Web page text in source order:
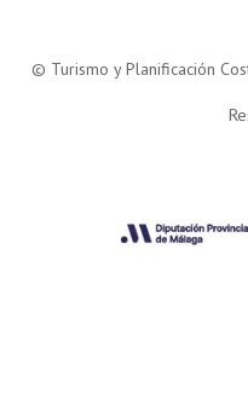
© Turismo y Planificación